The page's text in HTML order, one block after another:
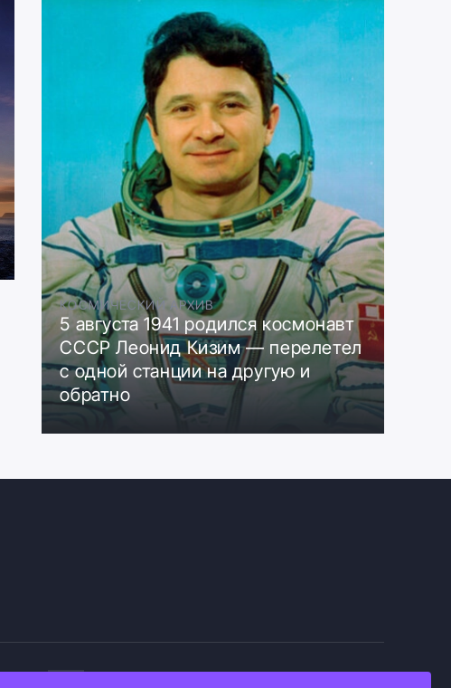
КОСМИЧЕСКИЙ АРХИВ
5 августа 1941 родился космонавт
СССР Леонид Кизим — перелетел
с одной станции на другую и
обратно